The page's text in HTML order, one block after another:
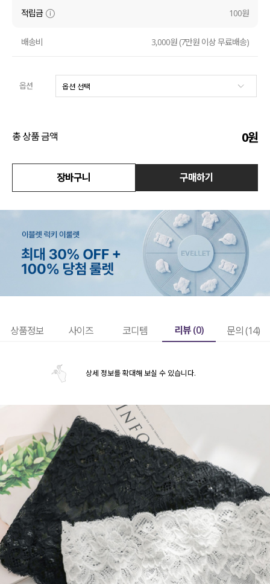
원피스
니트
적립금 100원
배송비 3,000원 (7만원 이상 무료배송)
옵션
총 상품 금액 0원
장바구니 구매하기
상품정보 사이즈 코디템 리뷰 (0) 문의 (14)
상세 정보를 확대해 보실 수 있습니다.